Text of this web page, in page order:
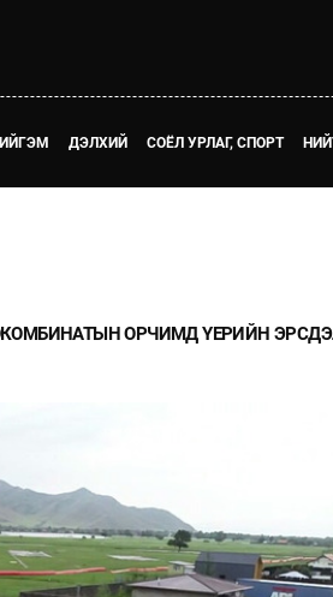
ДЭЛХИЙ СОЁЛ УРЛАГ, СПОРТ
ОРЧИМД ҮЕРИЙН